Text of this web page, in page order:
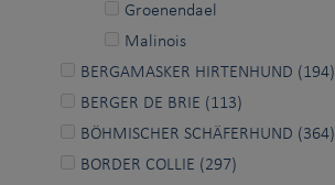
Groenendael
Malinois
BERGAMASKER HIRTENHUND (194)
BERGER DE BRIE (113)
BÖHMISCHER SCHÄFERHUND (364)
BORDER COLLIE (297)